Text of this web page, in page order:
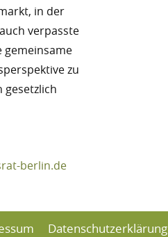
in der
verpasste
gemeinsame
zu
gesetzlich
berlin.de
Datenschutzerklärung